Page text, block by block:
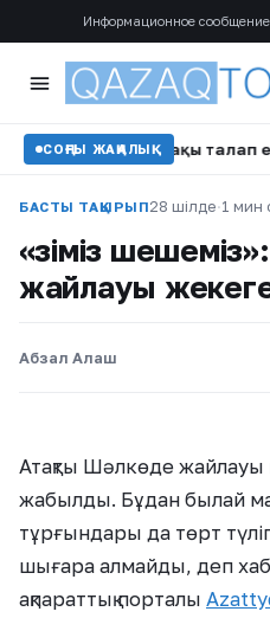
Информационное сообщение
СОҢҒЫ ЖАҢАЛЫҚ
өтемақы талап етті •
БАСТЫ ТАҚЫРЫП28 шілде·1 мин
«Өзіміз
жайлауы жекеге
Абзал Алаш
Атақты Шәлкөде
жабылды. Бұдан былай
тұрғындары да төрт
шығара алмайды, деп
ақпараттық порталы